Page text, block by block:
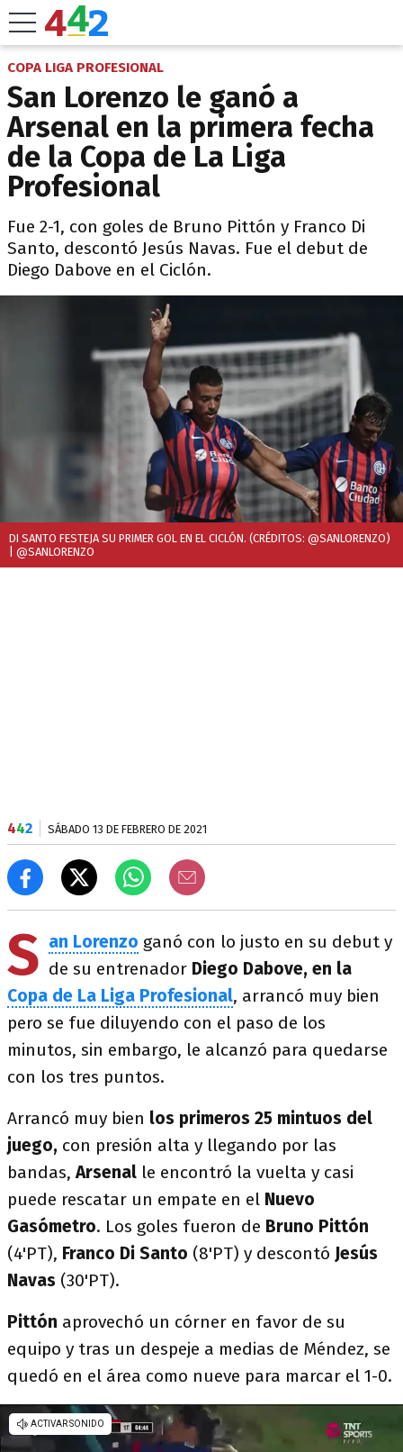
COPA LIGA PROFESIONAL
San Lorenzo le ganó a
Arsenal en la primera fecha
de la Copa de La Liga
Profesional
Fue 2-1, con goles de Bruno Pittón y Franco Di
Santo, descontó Jesús Navas. Fue el debut de
Diego Dabove en el Ciclón.
DI SANTO FESTEJA SU PRIMER GOL EN EL CICLÓN. (CRÉDITOS: @SANLORENZO)
| @SANLORENZO
442 SÁBADO 13 DE FEBRERO DE 2021
S an Lorenzo ganó con lo justo en su debut y
de su entrenador Diego Dabove, en la
Copa de La Liga Profesional, arrancó muy bien
pero se fue diluyendo con el paso de los
minutos, sin embargo, le alcanzó para quedarse
con los tres puntos.
Arrancó muy bien los primeros 25 mintuos del
juego, con presión alta y llegando por las
bandas, Arsenal le encontró la vuelta y casi
puede rescatar un empate en el Nuevo
Gasómetro. Los goles fueron de Bruno Pittón
(4'PT), Franco Di Santo (8'PT) y descontó Jesús
Navas (30'PT).
Pittón aprovechó un córner en favor de su
equipo y tras un despeje a medias de Méndez, se
quedó en el área como nueve para marcar el 1-0.